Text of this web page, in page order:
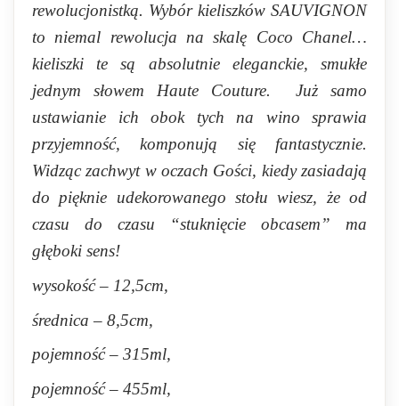
rewolucjonistką. Wybór kieliszków SAUVIGNON
to niemal rewolucja na skalę Coco Chanel…
kieliszki te są absolutnie eleganckie, smukłe
jednym słowem Haute Couture. Już samo
ustawianie ich obok tych na wino sprawia
przyjemność, komponują się fantastycznie.
Widząc zachwyt w oczach Gości, kiedy zasiadają
do pięknie udekorowanego stołu wiesz, że od
czasu do czasu “stuknięcie obcasem” ma
głęboki sens!
wysokość – 12,5cm,
średnica – 8,5cm,
pojemność – 315ml,
pojemność – 455ml,